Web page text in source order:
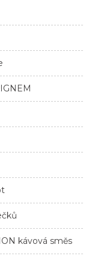
kávová směs